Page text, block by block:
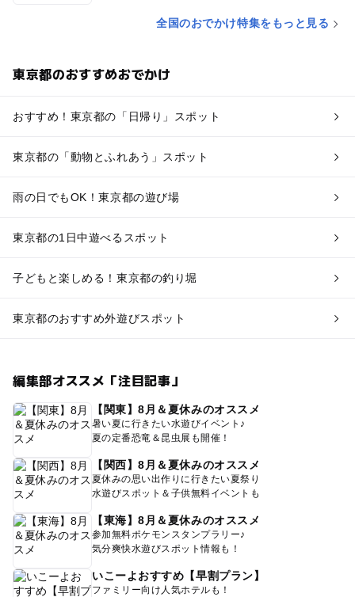
全国のおでかけ特集をもっと見る
東京都のおすすめおでかけ
おすすめ！東京都の「日帰り」スポット
東京都の「動物とふれあう」スポット
雨の日でもOK！東京都の遊び場
東京都の1日中遊べるスポット
子どもと楽しめる！東京都の釣り堀
東京都のおすすめ外遊びスポット
編集部オススメ「注目記事」
【関東】8月＆夏休みのオススメ
暑い夏に行きたい水遊びイベント♪
夏の定番恐竜＆昆虫展も開催！
【関西】8月＆夏休みのオススメ
夏休みの思い出作りに行きたい夏祭り
水遊びスポット＆子供無料イベントも
【東海】8月＆夏休みのオススメ
参加無料ポケモンスタンプラリー♪
気分爽快水遊びスポット情報も！
いこーよおすすめ【早割プラン】
ファミリー向け人気ホテルも！